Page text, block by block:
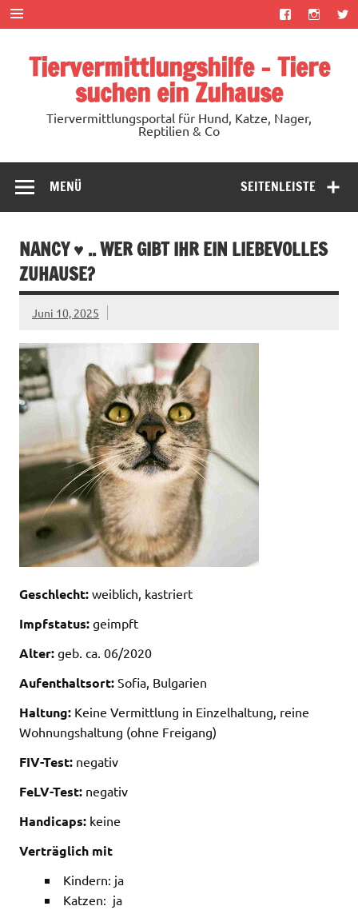
Zum
Inhalt
springen
Tiervermittlungshilfe – Tiere
suchen ein Zuhause
Tiervermittlungsportal für Hund, Katze, Nager,
Reptilien & Co
SEITENLEISTE
MENÜ
NANCY ♥ .. WER GIBT IHR EIN LIEBEVOLLES
ZUHAUSE?
Juni 10, 2025
Geschlecht: weiblich, kastriert
Impfstatus: geimpft
Alter: geb. ca. 06/2020
Aufenthaltsort: Sofia, Bulgarien
Haltung: Keine Vermittlung in Einzelhaltung, reine
Wohnungshaltung (ohne Freigang)
FIV-Test: negativ
FeLV-Test: negativ
Handicaps: keine
Verträglich mit
Kindern: ja
Katzen: ja